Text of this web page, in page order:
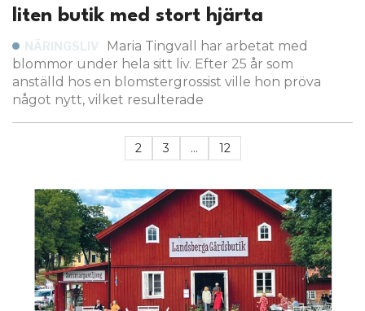
liten butik med stort hjärta
NÄRINGSLIV
Maria Tingvall har arbetat med
blommor under hela sitt liv. Efter 25 år som
anställd hos en blomstergrossist ville hon pröva
något nytt, vilket resulterade
2 3 … 12